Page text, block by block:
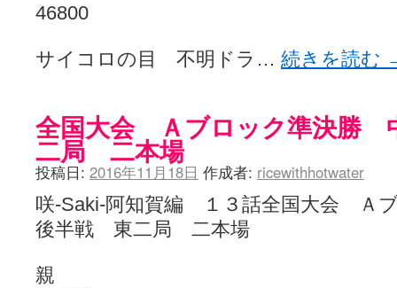
46800
サイコロの目 不明ドラ… 続きを読む
全国大会 Ａブロック準決
二局 二本場
投稿日: 2016年11月18日 作成者: ricewithhotwater
咲-Saki-阿知賀編 １３話全国大会
後半戦 東二局 二本場
親